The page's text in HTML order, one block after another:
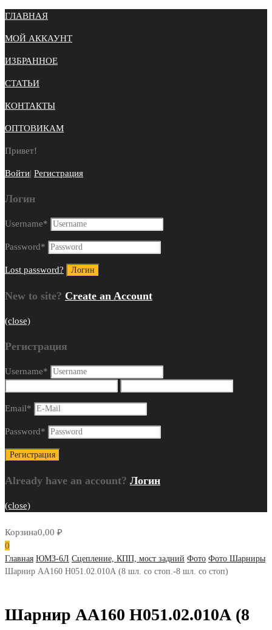
ГЛАВНАЯ
МОЙ АККАУНТ
ИЗБРАННОЕ
СТАТЬИ
КОНТАКТЫ
ОПТОВИКАМ
Привет!
Войти| Регистрация
Логин
Username*
Password*
Lost password?
New to site? Create an Account
(close)
Регистрация
Username*
Email*
Password*
Already have an account? Логин
(close)
Корзина0,00 ₽
0
Главная ЮМЗ-6Л Сцепление, КПП, мост задний Фото Фото Шарниры
Шарнир АА160 Н051.02.010А (8 шл. со стоп.-8 шл. со стоп)
Шарнир АА160 Н051.02.010А (8